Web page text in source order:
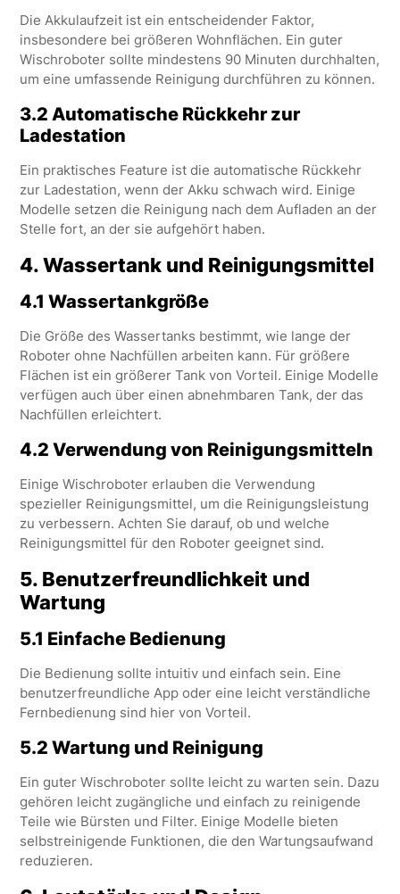
Die Akkulaufzeit ist ein entscheidender Faktor,
insbesondere bei größeren Wohnflächen. Ein guter
Wischroboter sollte mindestens 90 Minuten durchhalten,
um eine umfassende Reinigung durchführen zu können.
3.2 Automatische Rückkehr zur
Ladestation
Ein praktisches Feature ist die automatische Rückkehr
zur Ladestation, wenn der Akku schwach wird. Einige
Modelle setzen die Reinigung nach dem Aufladen an der
Stelle fort, an der sie aufgehört haben.
4.Wassertank und Reinigungsmittel
4.1 Wassertankgröße
Die Größe des Wassertanks bestimmt, wie lange der
Roboter ohne Nachfüllen arbeiten kann. Für größere
Flächen ist ein größerer Tank von Vorteil. Einige Modelle
verfügen auch über einen abnehmbaren Tank, der das
Nachfüllen erleichtert.
4.2 Verwendung von Reinigungsmitteln
Einige Wischroboter erlauben die Verwendung
spezieller Reinigungsmittel, um die Reinigungsleistung
zu verbessern. Achten Sie darauf, ob und welche
Reinigungsmittel für den Roboter geeignet sind.
5. Benutzerfreundlichkeit und
Wartung
5.1 Einfache Bedienung
Die Bedienung sollte intuitiv und einfach sein. Eine
benutzerfreundliche App oder eine leicht verständliche
Fernbedienung sind hier von Vorteil.
5.2 Wartung und Reinigung
Ein guter Wischroboter sollte leicht zu warten sein. Dazu
gehören leicht zugängliche und einfach zu reinigende
Teile wie Bürsten und Filter. Einige Modelle bieten
selbstreinigende Funktionen, die den Wartungsaufwand
reduzieren.